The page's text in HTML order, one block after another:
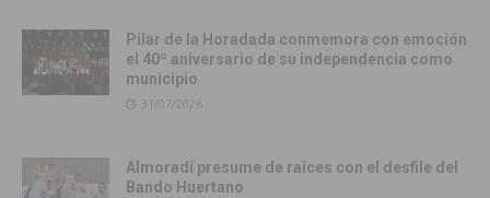
Pilar de la Horadada conmemora con emoción
el 40º aniversario de su independencia como
municipio
31/07/2026
Almoradí presume de raíces con el desfile del
Bando Huertano